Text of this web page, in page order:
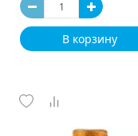
В корзину